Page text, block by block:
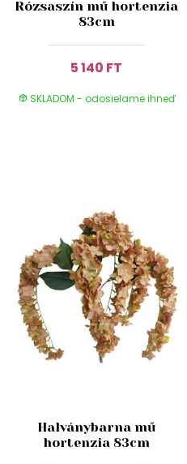
Rózsaszín mű hortenzia
83cm
5 140 FT
SKLADOM - odosielame ihneď
Halványbarna mű
hortenzia 83cm